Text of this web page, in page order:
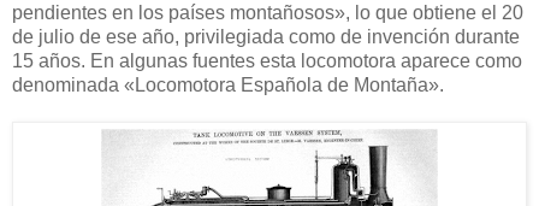
pendientes en los países montañosos», lo que obtiene el 20
de julio de ese año, privilegiada como de invención durante
15 años. En algunas fuentes esta locomotora aparece como
denominada «Locomotora Española de Montaña».